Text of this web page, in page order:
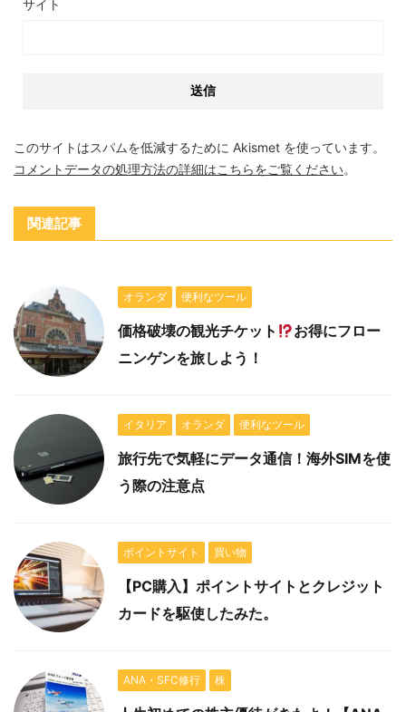
サイト
このサイトはスパムを低減するために Akismet を使っています。
コメントデータの処理方法の詳細はこちらをご覧ください。
関連記事
オランダ 便利なツール
価格破壊の観光チケット
お得にフロー
ニンゲンを旅しよう！
イタリア オランダ 便利なツール
旅行先で気軽にデータ通信！海外SIMを使
う際の注意点
ポイントサイト 買い物
【PC購入】ポイントサイトとクレジット
カードを駆使したみた。
ANA・SFC修行 株